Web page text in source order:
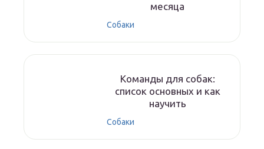
месяца
Собаки
Команды для собак:
список основных и как
научить
Собаки